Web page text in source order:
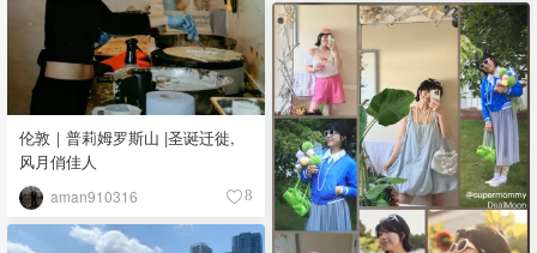
伦敦｜普莉姆罗斯山 |圣诞迁徙,
风月俏佳人
aman910316 8